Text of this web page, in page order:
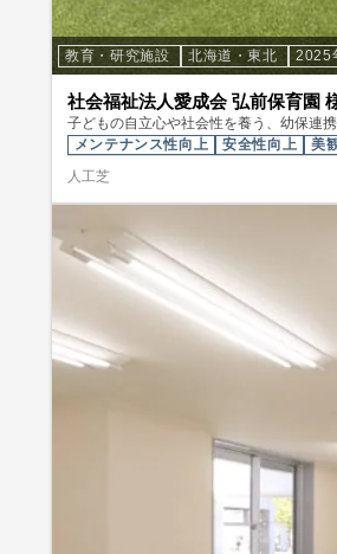
教育・研究施設 北海道・東北 2025
社会福祉法人愛成会 弘前保育園
子どもの自立心や社会性を養う、幼保連
メンテナンス性向上
安全性向上
美
人工芝